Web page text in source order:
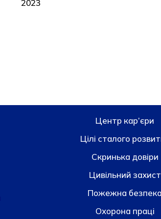
2023
Центр кар’єри
Цілі сталого
Скринька довiри
Цивільний захист
Пожежна безпека
Охорона праці